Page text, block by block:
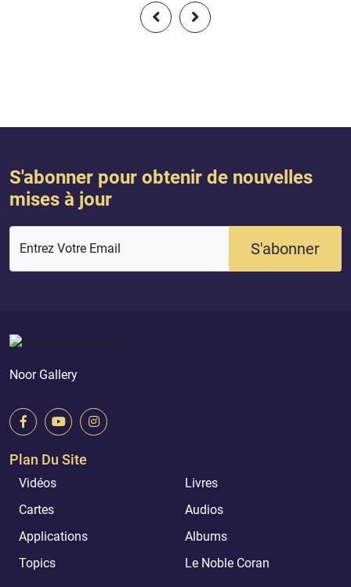
respect de l'honneur un de ses
grands objectifs. La loi islamique
S'abonner pour obtenir de nouvelles
mises à jour
Entrez Votre Email S'abonner
Noor Gallery
Plan Du Site
Vidéos
Livres
Cartes
Audios
Applications
Albums
Topics
Le Noble Coran